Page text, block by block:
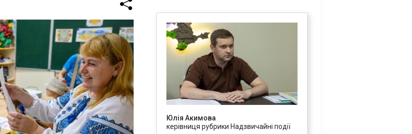
Юлія Акимова
керівниця рубрики Надзвичайні події